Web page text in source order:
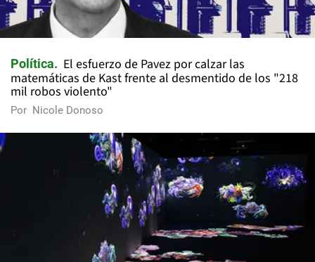
Política
El esfuerzo de Pavez por calzar las
matemáticas de Kast frente al desmentido de los "218
mil robos violento"
Por Nicole Donoso